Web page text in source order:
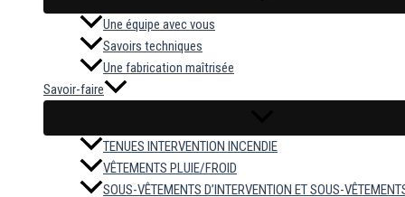
Une équipe avec vous
Savoirs techniques
Une fabrication maîtrisée
Savoir-faire
TENUES INTERVENTION INCENDIE
VÊTEMENTS PLUIE/FROID
SOUS-VÊTEMENTS D’INTERVENTION ET SOUS-